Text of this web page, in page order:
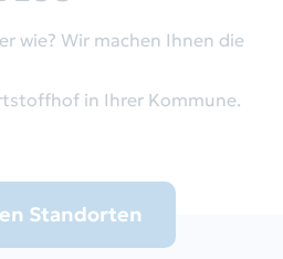
wie? Wir machen Ihnen die
in Ihrer Kommune.
Standorten